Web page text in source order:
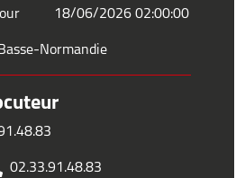
18/06/2026 02:00:00
Normandie
02.33.91.48.83